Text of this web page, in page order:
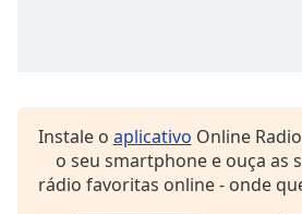
Instale o aplicativo Online
o seu smartphone e ouça as
rádio favoritas online - onde